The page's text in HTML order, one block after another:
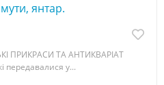
янтар.
ПРИКРАСИ ТА АНТИКВАРІАТ
передавалися у...